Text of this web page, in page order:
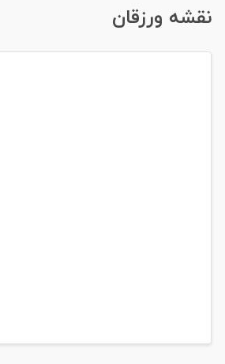
نقشه ورزقان